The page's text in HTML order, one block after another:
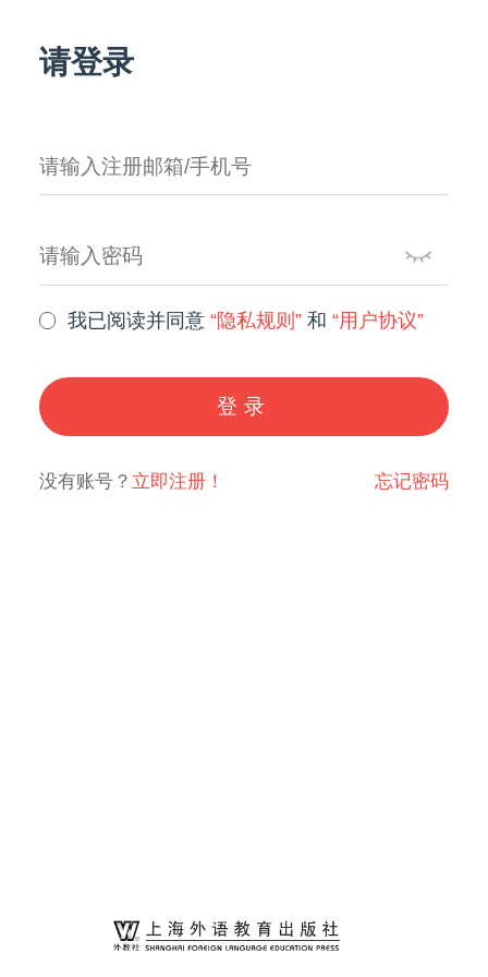
请登录
我已阅读并同意“隐私规则” 和“用户协议”
登录
没有账号？ 立即注册！ 忘记密码